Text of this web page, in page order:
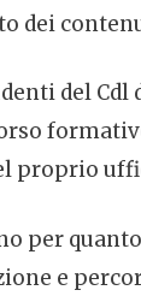
del
proprio
per
e